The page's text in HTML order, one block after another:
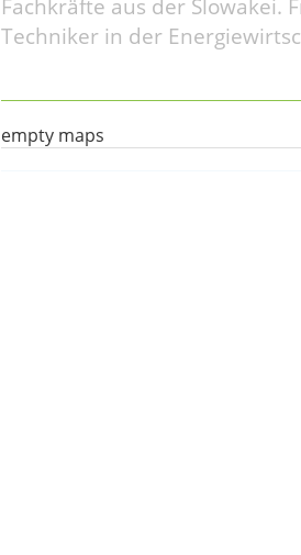
Fachkräfte aus der Slowakei.
Techniker in der
empty maps